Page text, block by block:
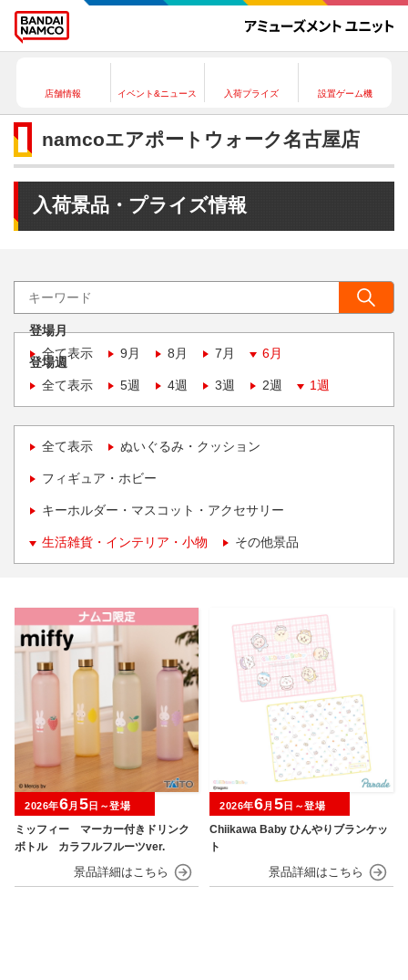
店舗情報 イベント&ニュース 入荷プライズ 設置ゲーム機
namcoエアポートウォーク名古屋店
入荷景品・プライズ情報
登場月
全て表示
9月 8月 7月 6月
登場週
全て表示
5週 4週 3週 2週 1週
全て表示 ぬいぐるみ・クッション
フィギュア・ホビー
キーホルダー・マスコット・アクセサリー
生活雑貨・インテリア・小物 その他景品
ミッフィー マーカー付きドリンク
ボトル カラフルフルーツver.
2026年6月 5日～登場
Chiikawa Baby ひんやりブランケッ
ト
2026年6月 5日～登場